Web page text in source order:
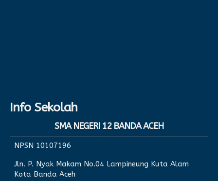
Info Sekolah
SMA NEGERI 12 BANDA ACEH
NPSN 10107196
Jln. P. Nyak Makam No.04 Lampineung Kuta Alam
Kota Banda Aceh